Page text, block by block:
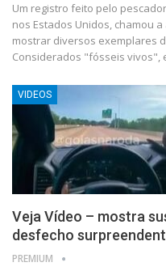
Um registro feito pelo
nos Estados Unidos, chamou
mostrar diversos exemplares
Considerados "fósseis vivos",
VIDEOS
Veja Vídeo – mostra
desfecho
PREMIUM